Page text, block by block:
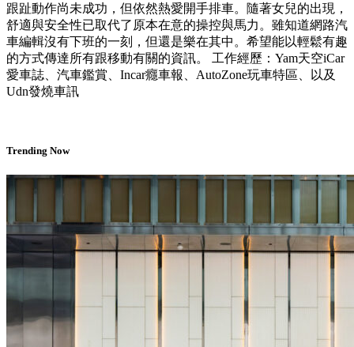
跟趾動作尚未成功，但依然熱愛開手排車。隨著女兒的出現，
舒適與安全性已取代了原本在意的操控與馬力。雖知道網路汽
車編輯沒有下班的一刻，但還是樂在其中。希望能以輕鬆有趣
的方式傳達所有跟移動有關的資訊。 工作經歷：Yam天空iCar
愛車誌、汽車鑑賞、Incar癮車報、AutoZone玩車特區、以及
Udn發燒車訊
Trending Now